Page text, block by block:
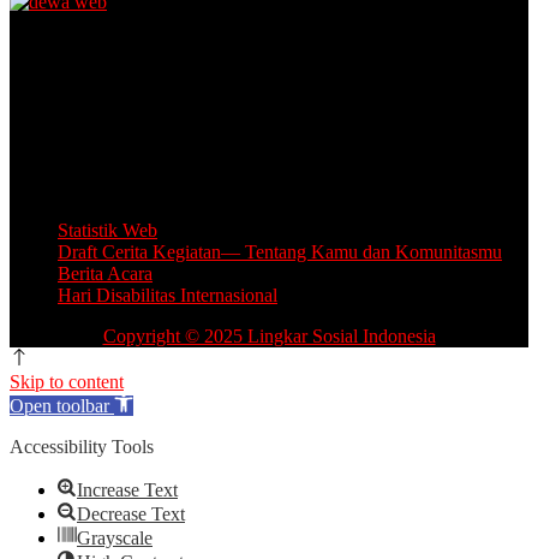
Statistik Web
Draft Cerita Kegiatan— Tentang Kamu dan Komunitasmu
Berita Acara
Hari Disabilitas Internasional
Copyright © 2025 Lingkar Sosial Indonesia
Skip to content
Open toolbar
Accessibility Tools
Increase Text
Decrease Text
Grayscale